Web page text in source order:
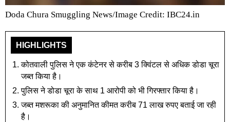
Doda Chura Smuggling News/Image Credit: IBC24.in
HIGHLIGHTS
कोतवाली पुलिस ने एक कंटेनर से करीब 3 क्विंटल से अधिक डोडा चूरा
जब्त किया है।
पुलिस ने डोडा चूरा के साथ 1 आरोपी को भी गिरफ्तार किया है।
जब्त मशरूका की अनुमानित कीमत करीब 71 लाख रुपए बताई जा रही
है।